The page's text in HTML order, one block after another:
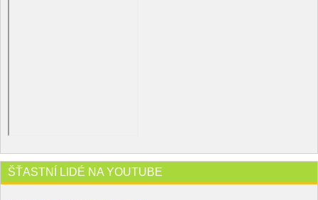
ŠŤASTNÍ LIDÉ NA YOUTUBE